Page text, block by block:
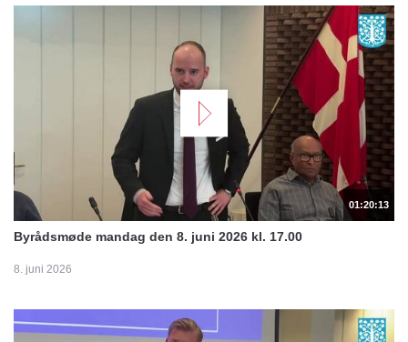
01:20:13
Byrådsmøde mandag den 8. juni 2026 kl. 17.00
8. juni 2026